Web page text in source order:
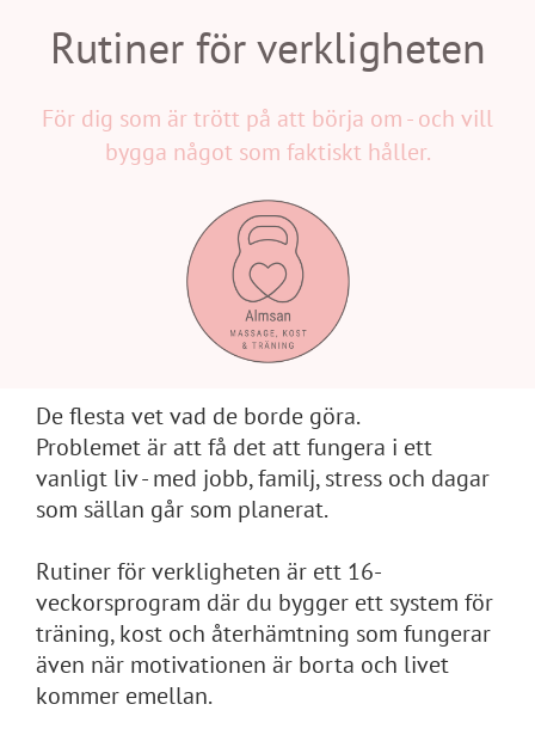
Rutiner för verkligheten
För dig som är trött på att börja om - och vill
bygga något som faktiskt håller.
De flesta vet vad de borde göra.
Problemet är att få det att fungera i ett
vanligt liv - med jobb, familj, stress och dagar
som sällan går som planerat.
Rutiner för verkligheten är ett 16-
veckorsprogram där du bygger ett system för
träning, kost och återhämtning som fungerar
även när motivationen är borta och livet
kommer emellan.